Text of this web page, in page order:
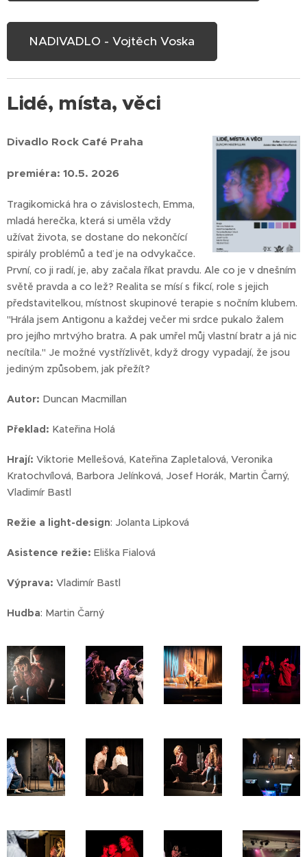
NADIVADLO - Vojtěch Voska
Lidé, místa, věci
Divadlo Rock Café Praha
premiéra: 10.5. 2026
Tragikomická hra o závislostech, Emma,
mladá herečka, která si uměla vždy
užívat života, se dostane do nekončící
spirály problémů a teď je na odvykačce.
První, co ji radí, je, aby začala říkat pravdu. Ale co je v dnešním
světě pravda a co lež? Realita se mísí s fikcí, role s jejich
představitelkou, místnost skupinové terapie s nočním klubem.
"Hrála jsem Antigonu a každej večer mi srdce pukalo žalem
pro jejího mrtvýho bratra. A pak umřel můj vlastní bratr a já nic
necítila." Je možné vystřízlivět, když drogy vypadají, že jsou
jediným způsobem, jak přežít?
Autor: Duncan Macmillan
Překlad: Kateřina Holá
Hrají: Viktorie Mellešová, Kateřina Zapletalová, Veronika
Kratochvílová, Barbora Jelínková, Josef Horák, Martin Čarný,
Vladimír Bastl
Režie a light-design: Jolanta Lipková
Asistence režie: Eliška Fialová
Výprava: Vladimír Bastl
Hudba: Martin Čarný